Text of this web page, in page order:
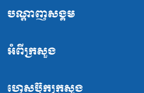
បណ្ដាញសង្គម
អំពីក្រសួង
ហ្វេសប៊ុកក្រសួង